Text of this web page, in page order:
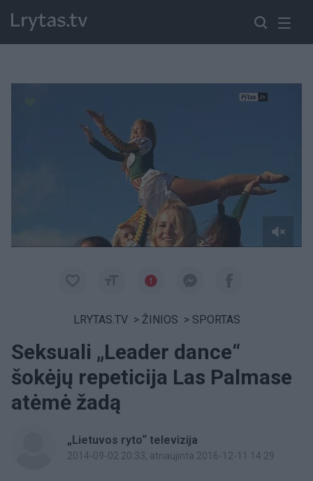
LRYTAS.TV > ŽINIOS > SPORTAS
Seksuali „Leader dance“
šokėjų repeticija Las Palmase
atėmė žadą
„Lietuvos ryto“ televizija
2014-09-02 20:33, atnaujinta 2016-12-11 14:29